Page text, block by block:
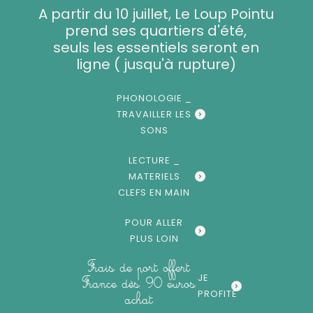
A partir du 10 juillet, Le Loup Pointu
prend ses quartiers d'été,
seuls les essentiels seront en
ligne ( jusqu'à rupture)
PHONOLOGIE _
TRAVAILLER LES
SONS
LECTURE _
MATERIELS
CLEFS EN MAIN
POUR ALLER
PLUS LOIN
Frais de port offert
France dès 90 euros
achat
JE
PROFITE